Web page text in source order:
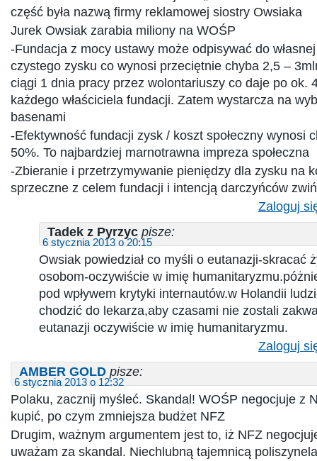
część była nazwą firmy reklamowej siostry Owsiaka
Jurek Owsiak zarabia miliony na WOŚP
-Fundacja z mocy ustawy może odpisywać do
czystego zysku co wynosi przeciętnie chyba 2,5 –
ciągi 1 dnia pracy przez wolontariuszy co daje po ok.
każdego właściciela fundacji. Zatem wystarcza na
basenami
-Efektywność fundacji zysk / koszt społeczny wynosi
50%. To najbardziej marnotrawna impreza społeczna
-Zbieranie i przetrzymywanie pieniędzy dla zysku na
sprzeczne z celem fundacji i intencją darczyńców zwiń
Zaloguj
Tadek z Pyrzyc pisze:
6 stycznia 2013 o 20:15
Owsiak powiedział co myśli o eutanazji-skracać
osobom-oczywiście w imię
pod wpływem krytyki internautów.w Holandii
chodzić do lekarza,aby czasami nie zostali
eutanazji oczywiście w imię humanitaryzmu.
Zaloguj
AMBER GOLD pisze:
6 stycznia 2013 o 12:32
Polaku, zacznij myśleć. Skandal! WOŚP negocjuje z
kupić, po czym zmniejsza budżet NFZ
Drugim, ważnym argumentem jest to, iż NFZ
uważam za skandal. Niechlubną tajemnicą